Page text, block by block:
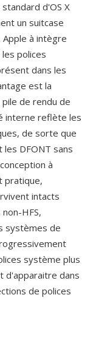
d'OS X
un suitcase
à intègre
polices
dans les
est la
de rendu de
interne reflète les
de sorte que
DFONT sans
à
pratique,
intacts
HFS,
systèmes de
système plus
d'apparaitre dans
de polices